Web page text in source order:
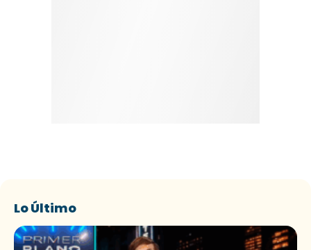
Lo Último